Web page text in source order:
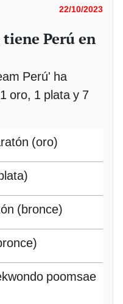
22/10/2023
Perú en
Perú' ha
oro, 1 plata y 7
(oro)
(bronce)
poomsae